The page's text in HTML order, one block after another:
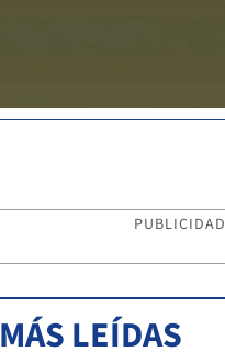
PUBLICIDAD
MÁS LEÍDAS